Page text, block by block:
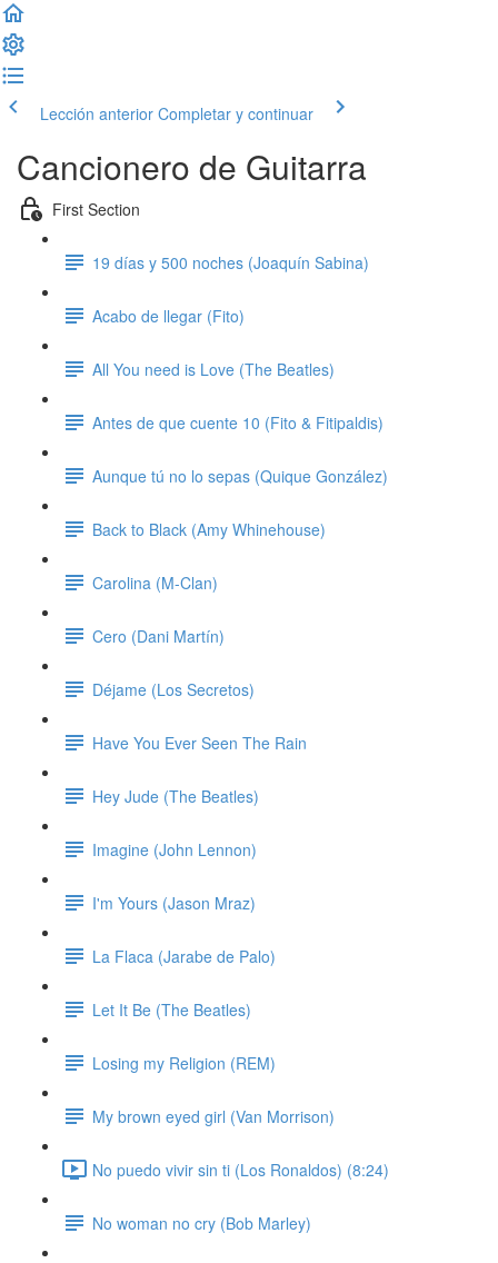
Lección anterior Completar y continuar
Cancionero de Guitarra
First Section
19 días y 500 noches (Joaquín Sabina)
Acabo de llegar (Fito)
All You need is Love (The Beatles)
Antes de que cuente 10 (Fito & Fitipaldis)
Aunque tú no lo sepas (Quique González)
Back to Black (Amy Whinehouse)
Carolina (M-Clan)
Cero (Dani Martín)
Déjame (Los Secretos)
Have You Ever Seen The Rain
Hey Jude (The Beatles)
Imagine (John Lennon)
I'm Yours (Jason Mraz)
La Flaca (Jarabe de Palo)
Let It Be (The Beatles)
Losing my Religion (REM)
My brown eyed girl (Van Morrison)
No puedo vivir sin ti (Los Ronaldos) (8:24)
No woman no cry (Bob Marley)